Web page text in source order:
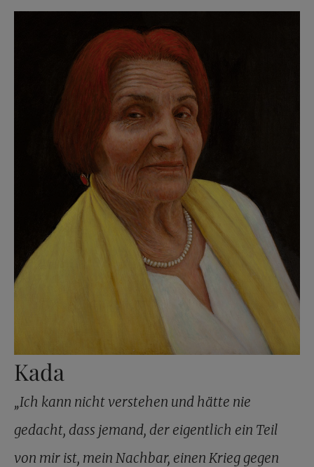
Kada
„Ich kann nicht verstehen und hätte nie
gedacht, dass jemand, der eigentlich ein Teil
von mir ist, mein Nachbar, einen Krieg gegen